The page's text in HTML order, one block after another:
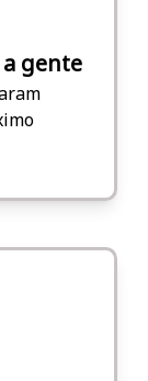
gente